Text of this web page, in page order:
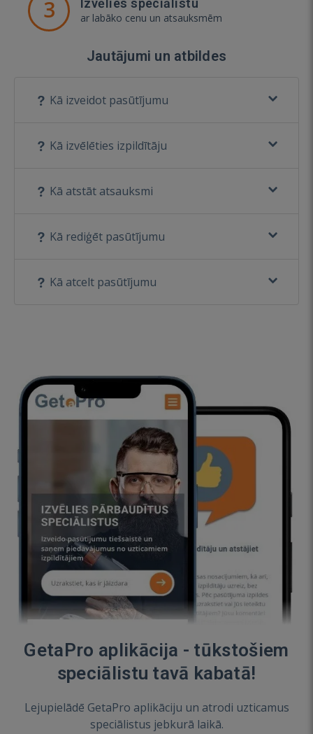
3 ar labāko cenu un atsauksmēm
Jautājumi un atbildes
Kā izveidot pasūtījumu
Kā izvēlēties izpildītāju
Kā atstāt atsauksmi
Kā rediģēt pasūtījumu
Kā atcelt pasūtījumu
GetaPro aplikācija - tūkstošiem
speciālistu tavā kabatā!
Lejupielādē GetaPro aplikāciju un atrodi uzticamus
speciālistus jebkurā laikā.